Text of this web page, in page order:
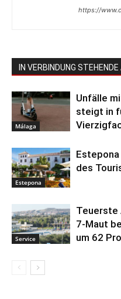
https://
IN VERBINDUNG STEHENDE
Málaga
Unfälle
steigt in
Estepona
des
Service
Teuerste
7-Maut
um 62